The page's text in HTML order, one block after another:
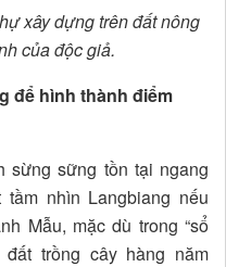
xây dựng trên đất nông
của độc giả.
để hình thành điểm
sừng sững tồn tại ngang
nhìn Langbiang nếu
Mẫu, mặc dù trong “sổ
trồng cây hàng năm